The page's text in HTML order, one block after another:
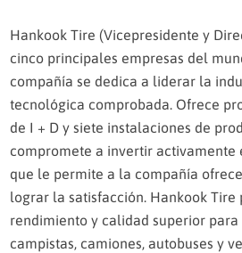
Hankook Tire (Vicepresidente y
cinco principales empresas del
compañía se dedica a liderar la
tecnológica comprobada. Ofrece
de I + D y siete instalaciones de
compromete a invertir activamente
que le permite a la compañía
lograr la satisfacción. Hankook
rendimiento y calidad superior para
campistas, camiones, autobuses y